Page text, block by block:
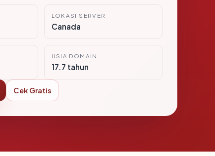
LOKASI SERVER
Canada
USIA DOMAIN
17.7 tahun
Cek Gratis